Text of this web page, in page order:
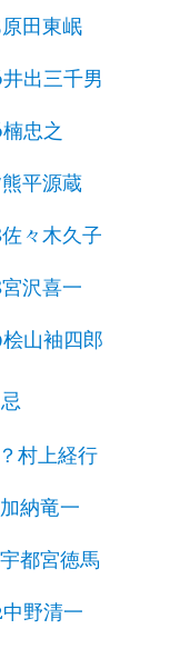
田東岷
出三千男
忠之
平源蔵
々木久子
沢喜一
山袖四郎
村上経行
納竜一
都宮徳馬
野清一